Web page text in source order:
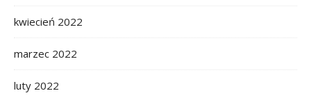
kwiecień 2022
marzec 2022
luty 2022